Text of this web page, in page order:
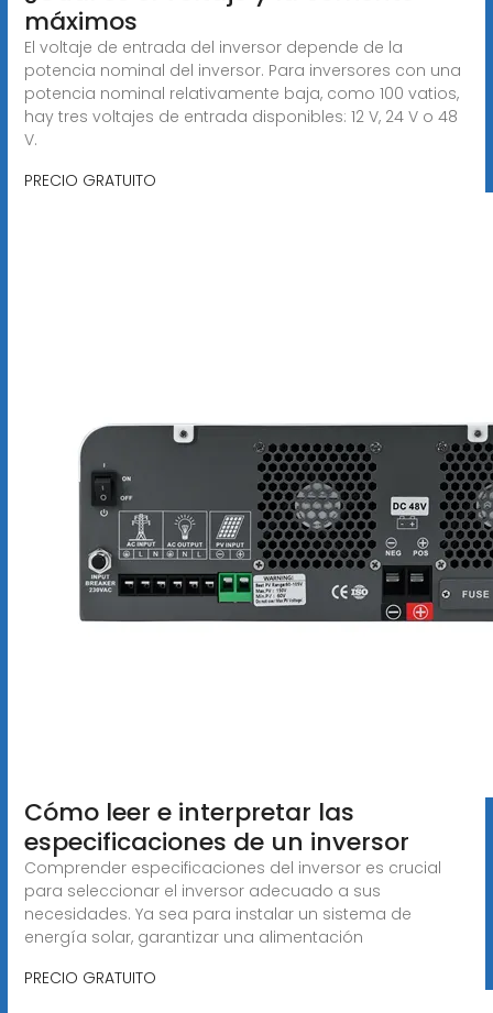
máximos
El voltaje de entrada del inversor depende de la
potencia nominal del inversor. Para inversores con una
potencia nominal relativamente baja, como 100 vatios,
hay tres voltajes de entrada disponibles: 12 V, 24 V o 48
V.
PRECIO GRATUITO
Cómo leer e interpretar las
especificaciones de un inversor
Comprender especificaciones del inversor es crucial
para seleccionar el inversor adecuado a sus
necesidades. Ya sea para instalar un sistema de
energía solar, garantizar una alimentación
PRECIO GRATUITO